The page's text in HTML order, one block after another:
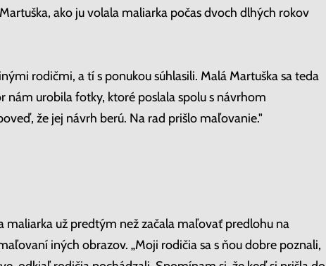
ako ju volala maliarka počas dvoch dlhých rokov
rodičmi, a tí s ponukou súhlasili. Malá Martuška sa teda
nám urobila fotky, ktoré poslala spolu s návrhom
že jej návrh berú. Na rad prišlo maľovanie."
maliarka už predtým než začala maľovať predlohu na
iných obrazov. „Moji rodičia sa s ňou dobre poznali,